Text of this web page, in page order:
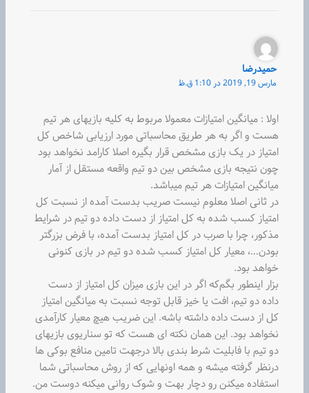
حمیدرضا
مارس 19, 2019 در 1:10 ق.ظ
اولا : میانگین امتیازات معمولا مربوط به کلیه بازیهای هر تیم
هست و اگر به هر طریق محاسباتی مورد ارزیابی شاخص کل
امتیاز در یک بازی مشخص قرار بگیره اصلا کارامد نخواهد بود
چون نتیجه بازی مشخص بین دو تیم واقعه مستقل از آمار
میانگین امتیازات هر تیم میباشد.
در ثانی اصلا معلوم نیست صریب بدست آمده از نسبت کل
امتیاز کسب شده به کل امتیاز از دست داده دو تیم در شرایط
مذکور، چرا با صرب در کل امتیاز بدست آمده، با فرض بزرگتر
بودن…، معیار کل امتیاز کسب شده دو تیم در بازی کنونی
خواهد بود.
بزار اینطور بگم‌که اگر در این بازی میزان کل امتیاز از دست
داده دو تیم، افت یا خیز قابل توجه نسبت به میانگین امتیاز
کل از دست داده داشته باشه. این ضریب هیچ معیار کارآمدی
نخواهد بود. این همان نکته ای هست که تو سناریوی بازیهای
دو تیم با فابلیت شرط بندی بالا درجهت تامین منافع بوکی ها
درنظر گرفته میشه و همه اونهایی که از روش محاسباتی شما
استفاده میکنن رو دچار بهت و شوک روانی میکنه دوست من.